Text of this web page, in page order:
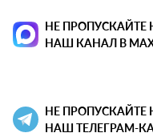
НЕ
НАШ КАНАЛ В
НЕ
НАШ ТЕЛЕГРАМ-